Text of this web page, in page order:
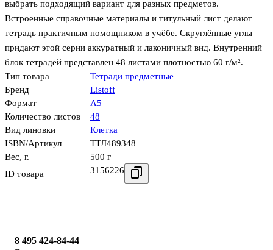
выбрать подходящий вариант для разных предметов.
Встроенные справочные материалы и титульный лист делают
тетрадь практичным помощником в учёбе. Скруглённые углы
придают этой серии аккуратный и лаконичный вид. Внутренний
блок тетрадей представлен 48 листами плотностью 60 г/м².
Тип товара
Тетради предметные
Бренд
Listoff
Формат
А5
Количество листов
48
Вид линовки
Клетка
ISBN/Артикул
ТТЛ489348
Вес, г.
500 г
ID товара
3156226
8 495 424-84-44